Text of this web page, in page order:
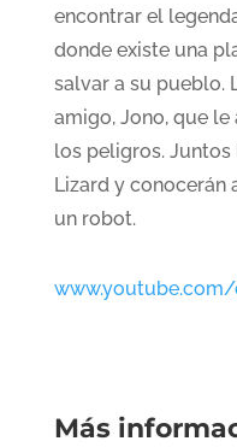
encontrar el
donde existe una
salvar a su pueblo.
amigo, Jono, que
los peligros.
Lizard y conocerán
un robot.
Más